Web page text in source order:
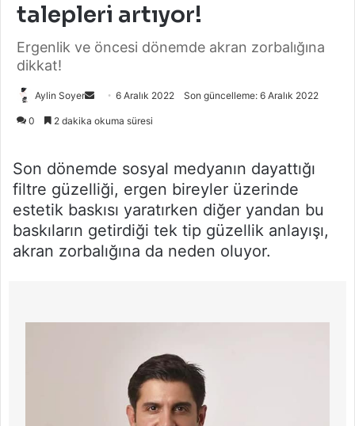
talepleri artıyor!
Ergenlik ve öncesi dönemde akran zorbalığına
dikkat!
Aylin Soyer
Bir
6 Aralık 2022 Son güncelleme: 6 Aralık 2022
0 2 dakika okuma süresi
Son dönemde sosyal medyanın dayattığı
filtre güzelliği, ergen bireyler üzerinde
estetik baskısı yaratırken diğer yandan bu
baskıların getirdiği tek tip güzellik anlayışı,
akran zorbalığına da neden oluyor.